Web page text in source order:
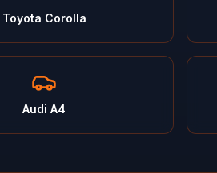
Toyota Corolla
Audi A4